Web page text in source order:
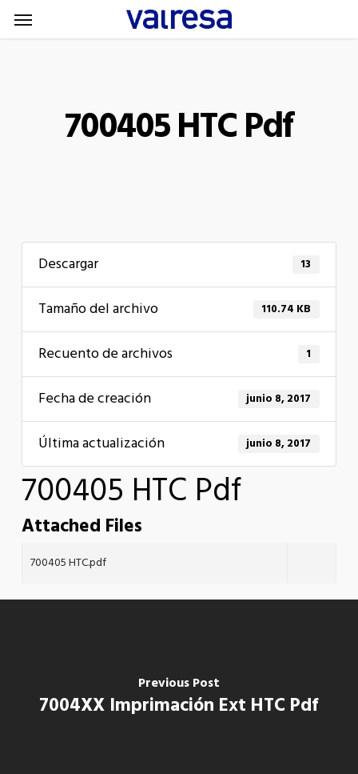
Skip
to
Menu
700405 HTC Pdf
Descargar 13
Tamaño del archivo 110.74 KB
Recuento de archivos 1
Fecha de creación junio 8, 2017
Última actualización junio 8, 2017
700405 HTC Pdf
Attached Files
700405 HTC.pdf
Previous Post
7004XX Imprimación Ext HTC Pdf
Menu